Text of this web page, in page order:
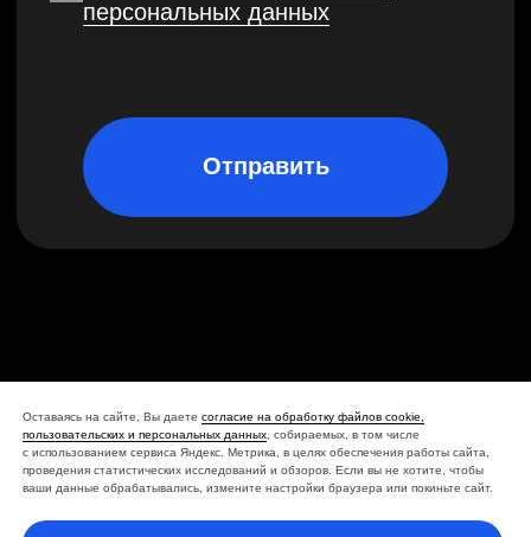
Оставаясь на сайте, Вы даете согласие на обработку файлов cookie,
пользовательских и персональных данных, собираемых, в том числе
с использованием сервиса Яндекс. Метрика, в целях обеспечения работы сайта,
проведения статистических исследований и обзоров. Если вы не хотите, чтобы
ваши данные обрабатывались, измените настройки браузера или покиньте сайт.